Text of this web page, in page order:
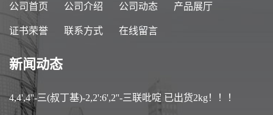
公司首页 公司介绍 公司动态 产品展厅
证书荣誉 联系方式 在线留言
新闻动态
4,4',4''-三(叔丁基)-2,2':6',2''-三联吡啶 已出货2kg！！！